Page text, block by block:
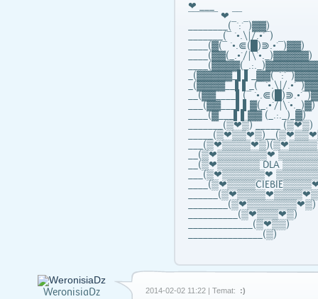
❤ ___
¯¯¯¯¯¯ ❤ ¯¯
________(¯`:´¯)▓▓)
_______(¯ `•.\|/.•´¯)
____(▓(¯ `•.⋐(█)⋑.•´¯)▓▓)
____(▓▓(_.•´/|\`•._)▓▓▓▓▓)
_(▓▓▓▓__▌▌_(¯ `•.\|/
__(▓▓____▌(¯
___(▓▓___▌▌▓(_.•´/|\`•._)▓)
____(▓___▌▌▓▓ (_.:._)_▓)
_______(▒❤▒) _____ (▒❤▒)
__(▒❤▒▒▒▒▒▒▒❤
__(▒❤▒▒▒▒▒▒ DLA
___(▒❤▒▒▒▒▒▒❤
________(▒❤▒▒▒▒▒▒▒❤▒)
__________(▒❤▒▒▒❤▒)
_____________(▒❤▒▒)
_______________(▒)
WeronisiaDz 2014-02-02 11:22 | Temat: :)